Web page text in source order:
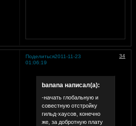
Поделиться 34
2011-11-23
01:06:19
banana написал(а):
-начать глобальную и
совестную отстройку
гильд-хаусов, конечно
же, за добротную плату